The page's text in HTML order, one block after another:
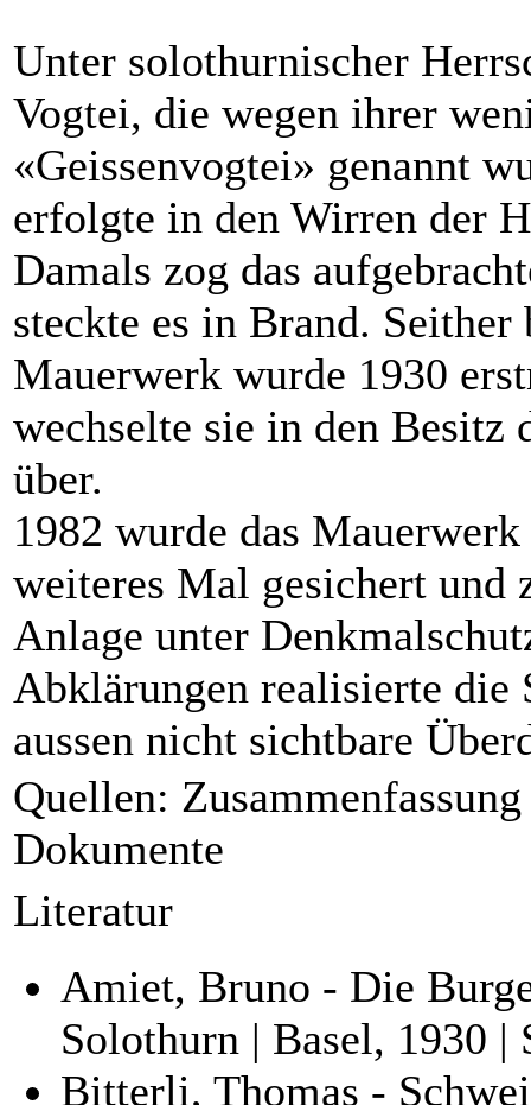
Unter solothurnischer
Vogtei, die wegen ihrer
«Geissenvogtei» genannt
erfolgte in den Wirren der
Damals zog das
steckte es in Brand.
Mauerwerk wurde 1930
wechselte sie in den Besitz
über.
1982 wurde das
weiteres Mal gesichert und
Anlage unter
Abklärungen realisierte
aussen nicht sichtbare
Quellen:
Dokumente
Literatur
Amiet, Bruno - Die
Solothurn | Basel, 1930 |
Bitterli, Thomas -